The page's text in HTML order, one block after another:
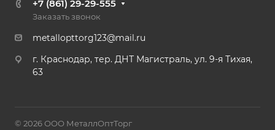
+7 (861) 29-29-555
Заказать звонок
metallopttorg123@mail.ru
г. Краснодар, тер. ДНТ Магистраль, ул. 9-я Тихая,
63
© 2026 ООО МеталлОптТорг